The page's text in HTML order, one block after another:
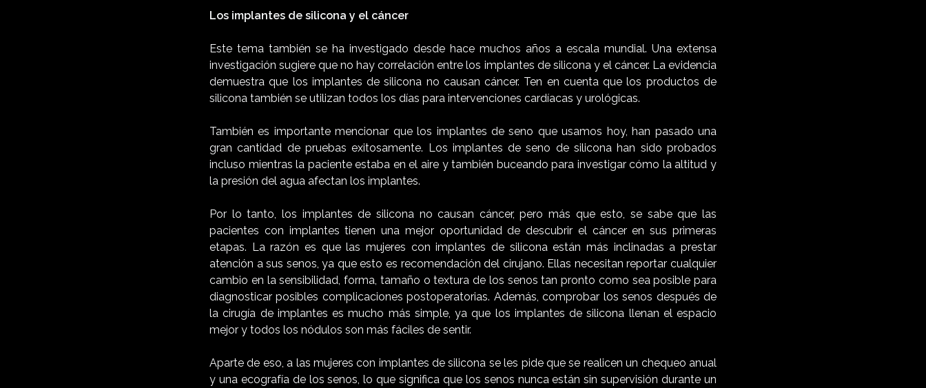
Los implantes de silicona y el cáncer
Este tema también se ha investigado desde hace muchos años a escala mundial. Una extensa
investigación sugiere que no hay correlación entre los implantes de silicona y el cáncer. La evidencia
demuestra que los implantes de silicona no causan cáncer. Ten en cuenta que los productos de
silicona también se utilizan todos los días para intervenciones cardíacas y urológicas.
También es importante mencionar que los implantes de seno que usamos hoy, han pasado una
gran cantidad de pruebas exitosamente. Los implantes de seno de silicona han sido probados
incluso mientras la paciente estaba en el aire y también buceando para investigar cómo la altitud y
la presión del agua afectan los implantes.
Por lo tanto, los implantes de silicona no causan cáncer, pero más que esto, se sabe que las
pacientes con implantes tienen una mejor oportunidad de descubrir el cáncer en sus primeras
etapas. La razón es que las mujeres con implantes de silicona están más inclinadas a prestar
atención a sus senos, ya que esto es recomendación del cirujano. Ellas necesitan reportar cualquier
cambio en la sensibilidad, forma, tamaño o textura de los senos tan pronto como sea posible para
diagnosticar posibles complicaciones postoperatorias. Además, comprobar los senos después de
la cirugía de implantes es mucho más simple, ya que los implantes de silicona llenan el espacio
mejor y todos los nódulos son más fáciles de sentir.
Aparte de eso, a las mujeres con implantes de silicona se les pide que se realicen un chequeo anual
y una ecografía de los senos, lo que significa que los senos nunca están sin supervisión durante un